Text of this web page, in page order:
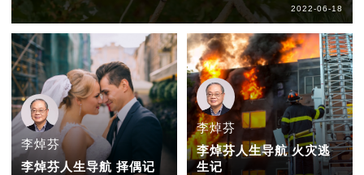
2022-06-18
李焯芬
李焯芬人生导航 择偶记
李焯芬
李焯芬人生导航 火灾逃
生记